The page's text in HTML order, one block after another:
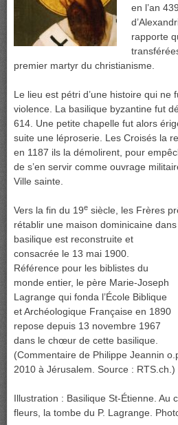
en l’an
rapporte
premier martyr du christianisme.
Le lieu est pétri d’une histoire qui ne
violence. La basilique byzantine fut
614. Une petite chapelle fut alors
suite une léproserie. Les Croisés la
en 1187 ils la démolirent, pour
de s’en servir comme ouvrage
Ville sainte.
Vers la fin du 19e siècle, les Frères
rétablir une maison dominicaine
basilique est reconstruite et
consacrée le 13 mai 1900.
Référence pour les biblistes du
monde entier, le père Marie-Joseph
Lagrange qui fonda l’École Biblique
et Archéologique Française en 1890
repose depuis 13 novembre 1967
dans le chœur de cette basilique.
(Commentaire de Philippe Jeannin
2010 à Jérusalem. Source : RTS.ch.)
Illustration : Basilique St-Étienne. Au
fleurs, la tombe du P. Lagrange.